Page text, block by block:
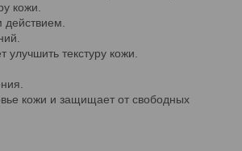
кожи.
действием.
текстуру кожи.
кожи и защищает от свободных